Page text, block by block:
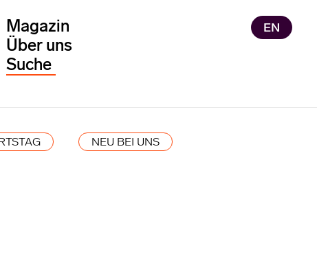
Magazin
Über uns
EN
NEU BEI UNS